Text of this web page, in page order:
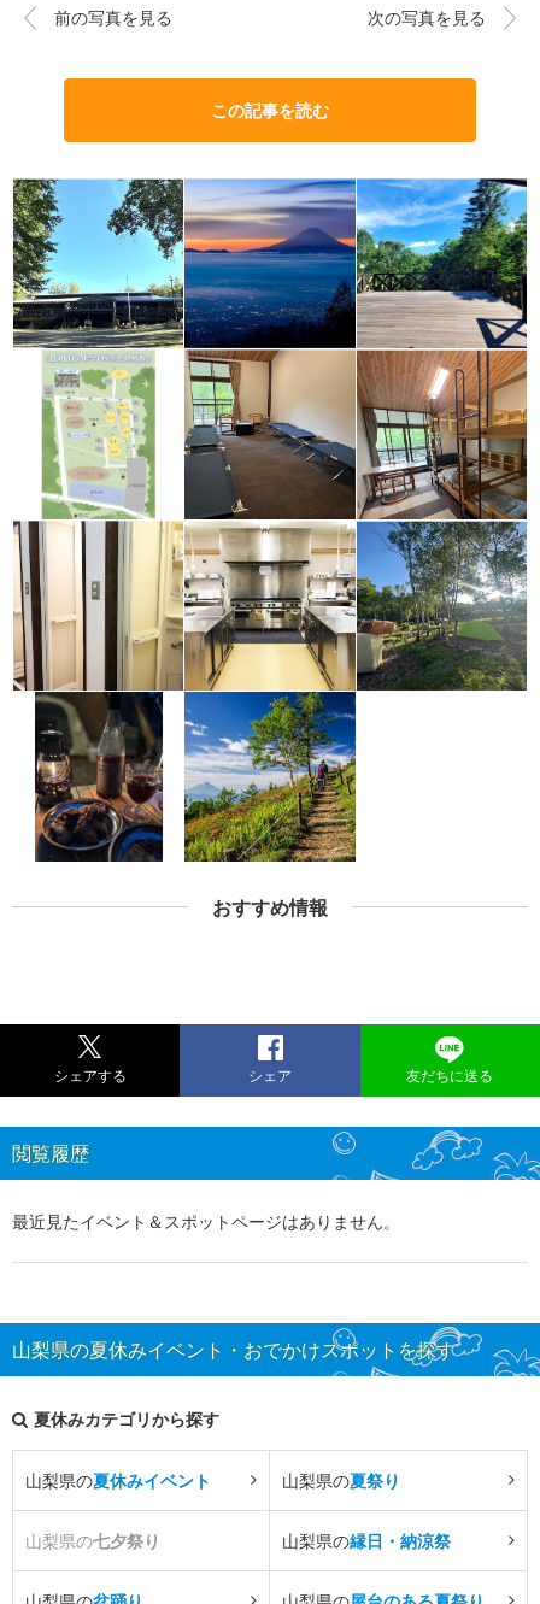
前の写真を見る 次の写真を見る
この記事を読む
おすすめ情報
シェアする シェア 友だちに送る
閲覧履歴
最近見たイベント＆スポットページはありません。
山梨県の夏休みイベント・おでかけスポットを探す
夏休みカテゴリから探す
山梨県の夏休みイベント 山梨県の夏祭り
山梨県の七夕祭り 山梨県の縁日・納涼祭